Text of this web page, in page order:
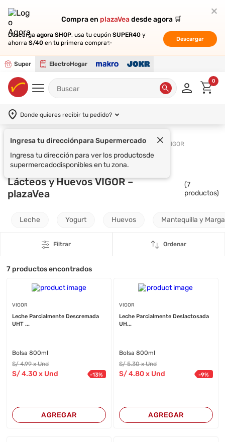
Compra en plazaVeadesde agora 🛒
Descarga agora SHOP, usa tu cupón SUPER40 y
ahorra S/40 en tu primera compra✨
Descargar
Super ElectroHogar
Compra en plazaVeadesde agora 🛒
Descarga agora SHOP, usa tu cupón SUPER40 y
ahorra S/40 en tu primera compra✨
Descargar
0
Donde quieres recibir tu pedido?
Ingresa tu direcciónpara Supermercado
Ingresa tu dirección para ver los productosde
supermercadodisponibles en tu zona.
Supermercado Lácteos y Huevos VIGOR
Lácteos y Huevos VIGOR –
plazaVea
(7
productos)
Leche Yogurt Huevos Mantequilla y
Filtrar Ordenar
7 productos encontrados
VIGOR
Leche Parcialmente Descremada
UHT ...
Bolsa 800ml
S/4.99 x Und
S/4.30 x Und -13%
AGREGAR
VIGOR
Leche Parcialmente Deslactosada
UH...
Bolsa 800ml
S/5.30 x Und
S/4.80x Und -9%
AGREGAR